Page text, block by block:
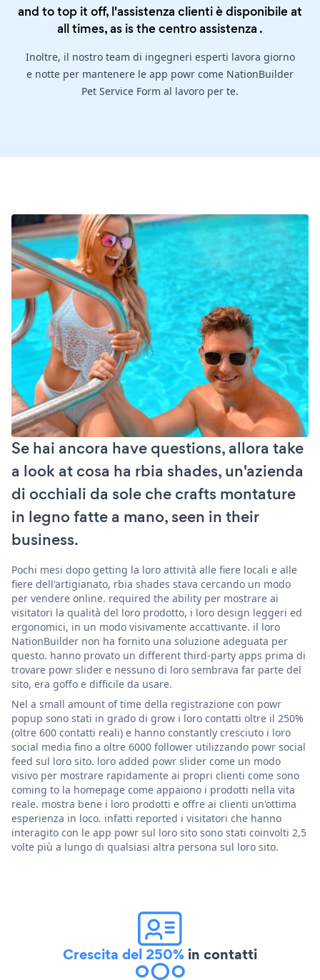
and to top it off, l'assistenza clienti è disponibile at
all times, as is thecentro assistenza .
Inoltre, il nostro team di ingegneri esperti lavora giorno
e notte per mantenere le app powr come NationBuilder
Pet Service Form al lavoro per te.
Se hai ancora have questions, allora take
a look at cosa ha rbia shades, un'azienda
di occhiali da sole che crafts montature
in legno fatte a mano, seen in their
business.
Pochi mesi dopo getting la loro attività alle fiere locali e alle
fiere dell'artigianato, rbia shades stava cercando un modo
per vendere online. required the ability per mostrare ai
visitatori la qualità del loro prodotto, i loro design leggeri ed
ergonomici, in un modo visivamente accattivante. il loro
NationBuilder non ha fornito una soluzione adeguata per
questo. hanno provato un different third-party apps prima di
trovare powr slider e nessuno di loro sembrava far parte del
sito, era goffo e difficile da usare.
Nel a small amount of time della registrazione con powr
popup sono stati in grado di grow i loro contatti oltre il 250%
(oltre 600 contatti reali) e hanno constantly cresciuto i loro
social media fino a oltre 6000 follower utilizzando powr social
feed sul loro sito. loro added powr slider come un modo
visivo per mostrare rapidamente ai propri clienti come sono
coming to la homepage come appaiono i prodotti nella vita
reale. mostra bene i loro prodotti e offre ai clienti un'ottima
esperienza in loco. infatti reported i visitatori che hanno
interagito con le app powr sul loro sito sono stati coinvolti 2,5
volte più a lungo di qualsiasi altra persona sul loro sito.
Crescita del 250% in contatti